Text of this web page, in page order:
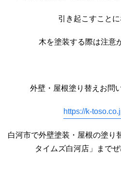
引き起こすことに
木を塗装する際は注意
外壁・屋根塗り替えお問
https://k-
白河市で外壁塗装・屋根の塗り
タイムズ白河店」まで